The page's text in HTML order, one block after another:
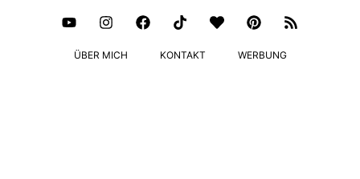
ÜBER MICH KONTAKT WERBUNG